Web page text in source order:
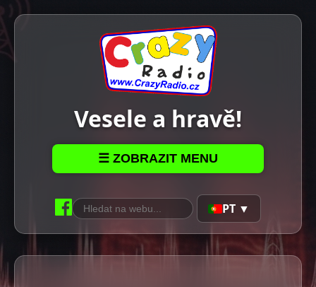
Vesele a hravě!
☰ ZOBRAZIT MENU
PT ▼